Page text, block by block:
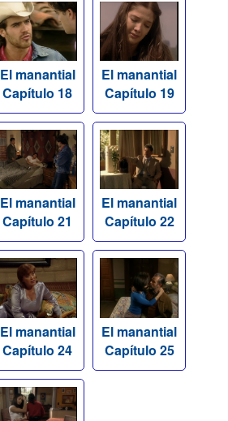
El manantial
Capítulo 18
El manantial
Capítulo 19
El manantial
Capítulo 21
El manantial
Capítulo 22
El manantial
Capítulo 24
El manantial
Capítulo 25